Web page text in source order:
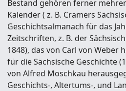
Bestand gehören ferner
Kalender ( z. B. Cramers
Geschichtsalmanach für das
Zeitschriften, z. B. der
1848), das von Carl von Weber
für die Sächsische Geschichte
von Alfred Moschkau
Geschichts-, Altertums-, und